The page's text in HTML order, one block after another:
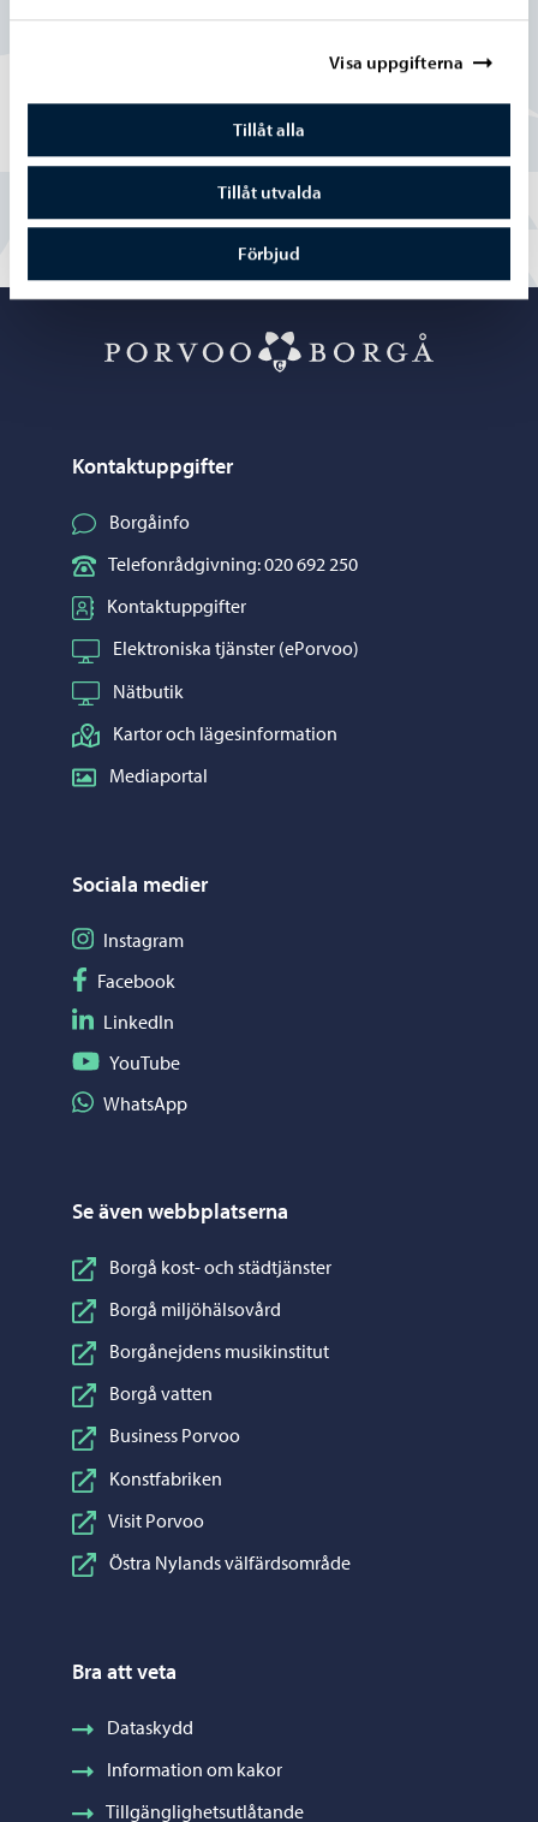
Visa uppgifterna
Tillåt alla
Tillåt utvalda
Förbjud
Kontaktuppgifter
Borgåinfo
Telefonrådgivning: 020 692 250
Kontaktuppgifter
Elektroniska tjänster (ePorvoo)
Nätbutik
Kartor och lägesinformation
Mediaportal
Sociala medier
Följ på Instagram
Instagram
Följ på Facebook
Facebook
Följ på LinkedIn
LinkedIn
Följ på YouTube
YouTube
Dela på WhatsApp
WhatsApp
Se även webbplatserna
Borgå kost- och städtjänster
Borgå miljöhälsovård
Borgånejdens musikinstitut
Borgå vatten
Business Porvoo
Konstfabriken
Visit Porvoo
Östra Nylands välfärdsområde
Bra att veta
Dataskydd
Information om kakor
Tillgänglighetsutlåtande